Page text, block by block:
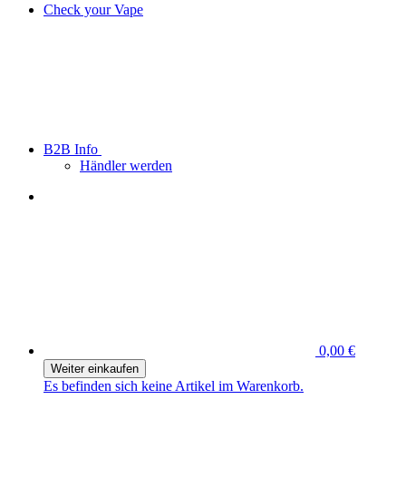
Check your Vape
B2B Info
Händler werden
0,00 €
Weiter einkaufen
Es befinden sich keine Artikel im Warenkorb.